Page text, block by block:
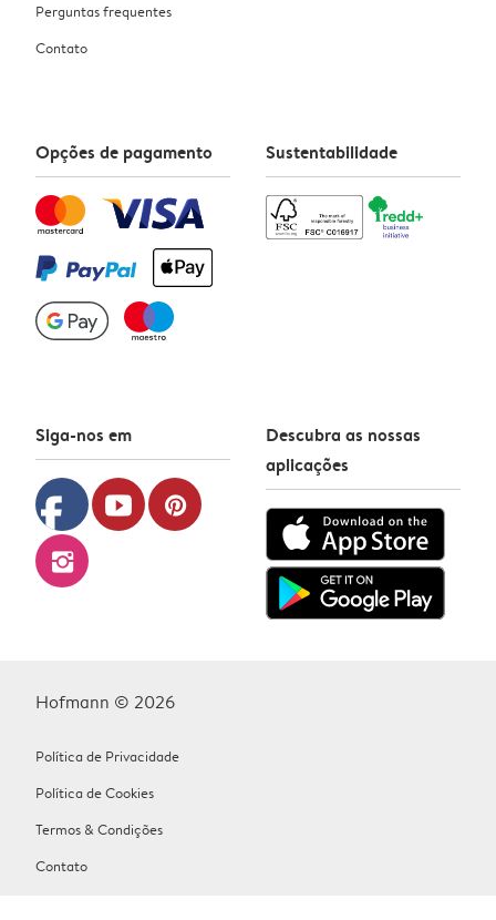
Perguntas frequentes
Contato
Opções de pagamento Sustentabilidade
Siga-nos em
facebook youtube pinterest
instagram
Descubra as nossas
aplicações
Hofmann © 2026
Política de Privacidade
Política de Cookies
Termos & Condições
Contato